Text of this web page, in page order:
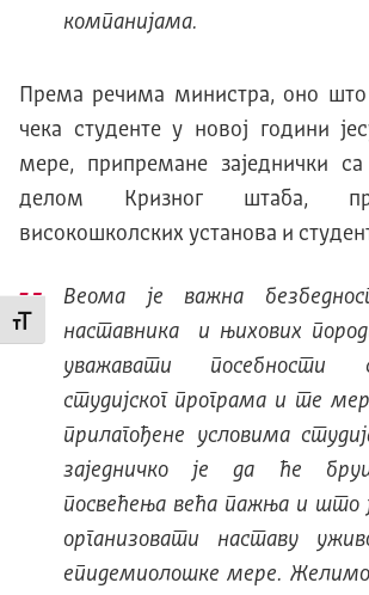
Промени величину слова
компанијама.
Према речима министра, оно
чека студенте у новој години
мере, припремане заједнички
делом Кризног штаба,
високошколских установа и
Веома је важна
наставника и њихових
уважавати посебности
студијског програма и те
прилагођене условима
заједничко је да ће
посвећења већа пажња и што
организовати наставу
епидемиолошке мере.